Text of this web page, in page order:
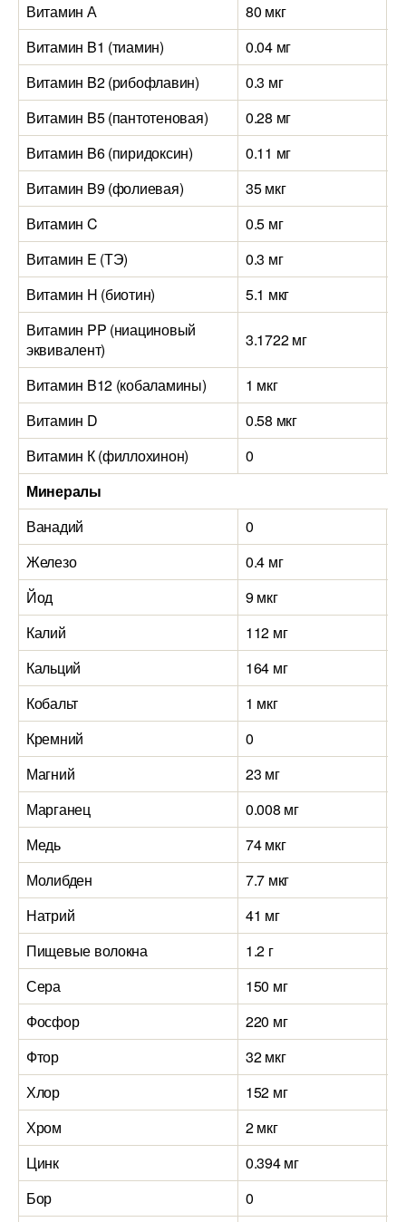
Витамин А
80 мкг
Витамин B1 (тиамин)
0.04 мг
Витамин B2 (рибофлавин)
0.3 мг
Витамин B5 (пантотеновая)
0.28 мг
Витамин B6 (пиридоксин)
0.11 мг
Витамин B9 (фолиевая)
35 мкг
Витамин C
0.5 мг
Витамин E (ТЭ)
0.3 мг
Витамин H (биотин)
5.1 мкг
Витамин PP (ниациновый
эквивалент)
3.1722 мг
Витамин B12 (кобаламины) 1 мкг
Витамин D
0.58 мкг
Витамин К (филлохинон)
0
Минералы
Ванадий
0
Железо
0.4 мг
Йод
9 мкг
Калий
112 мг
Кальций
164 мг
Кобальт
1 мкг
Кремний
0
Магний
23 мг
Марганец
0.008 мг
Медь
74 мкг
Молибден
7.7 мкг
Натрий
41 мг
Пищевые волокна
1.2 г
Сера
150 мг
Фосфор
220 мг
Фтор
32 мкг
Хлор
152 мг
Хром
2 мкг
Цинк
0.394 мг
Бор
0